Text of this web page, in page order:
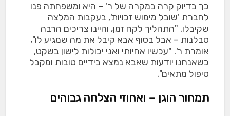
כך בדיוק קרה במקרה של ר' – היא ומשפחתה פנו
לחברת 'שובל מימוש זכויות', בעקבות המלצה
שקיבלו. "התהליך לקח זמן, והיינו צריכים הרבה
סבלנות – אבל בסוף אבא קיבל את מה שמגיע לו",
אומרת ר'. "עכשיו אחיותי ואני יכולות לישון בשקט,
כשאנחנו יודעות שאבא נמצא בידיים טובות ומקבל
טיפול מתאים".
תמחור הוגן – ואחוזי הצלחה גבוהים